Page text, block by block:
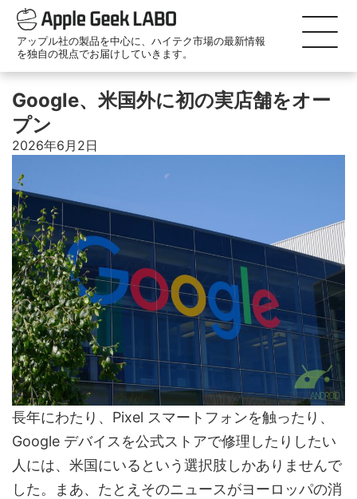
アップル社の製品を中心に、ハイテク市場の最新情報
を独自の視点でお届けしていきます。
Google、米国外に初の実店舗をオー
プン
2026年6月2日
長年にわたり、Pixel スマートフォンを触ったり、
Google デバイスを公式ストアで修理したりしたい
人には、米国にいるという選択肢しかありませんで
した。まあ、たとえそのニュースがヨーロッパの消